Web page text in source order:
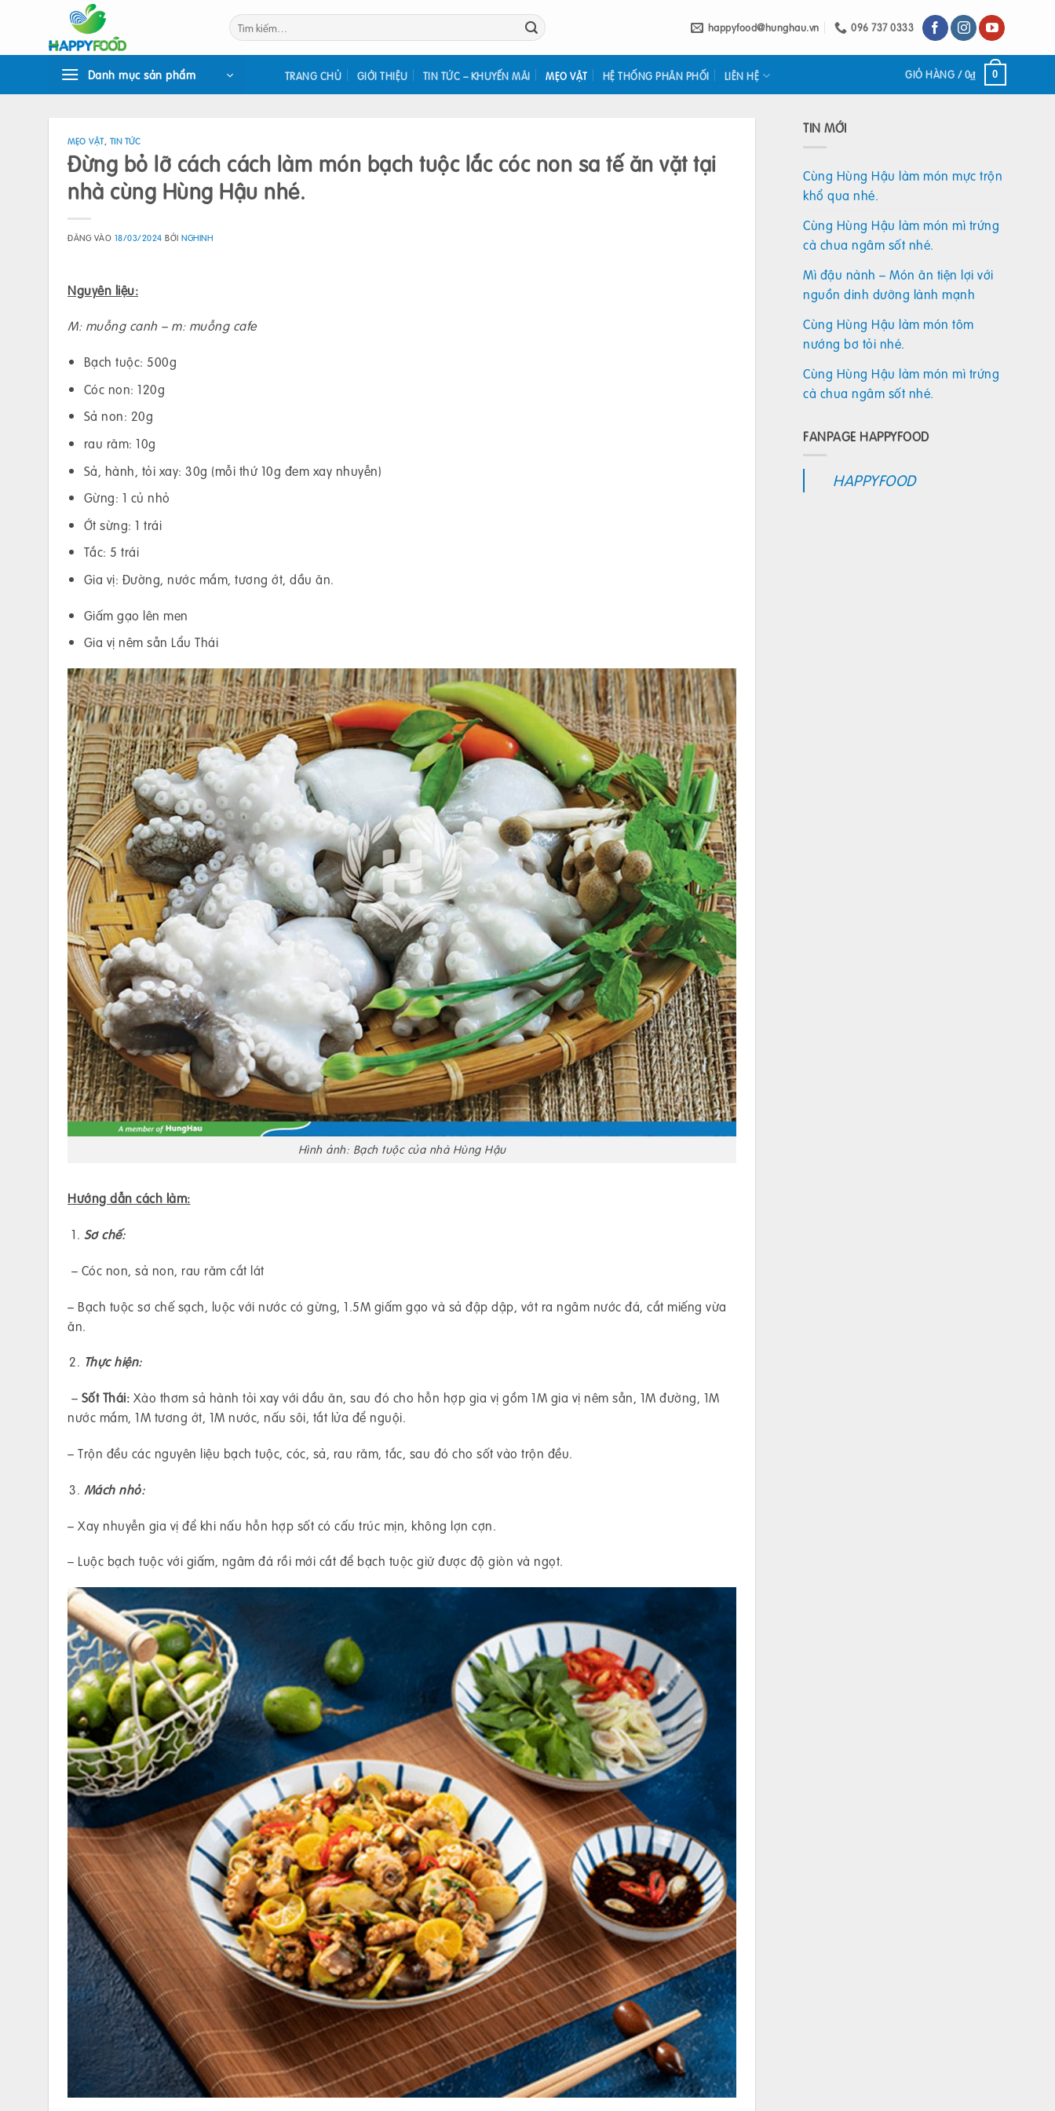
Tìm
kiếm:
happyfood@hunghau.vn 096 737 0333
Danh mục sản phẩm TRANG CHỦ GIỚI THIỆU TIN TỨC – KHUYẾN MÃI MẸO VẶT HỆ THỐNG PHÂN PHỐI LIÊN HỆ GIỎ HÀNG /0₫ 0
MẸO VẶT, TIN TỨC
Đừng bỏ lỡ cách cách làm món bạch tuộc lắc cóc non sa tế ăn vặt tại
nhà cùng Hùng Hậu nhé.
ĐĂNG VÀO 18/03/2024 BỞINGHINH
Nguyên liệu:
M: muỗng canh – m: muỗng cafe
Bạch tuộc: 500g
Cóc non: 120g
Sả non: 20g
rau răm: 10g
Sả, hành, tỏi xay: 30g (mỗi thứ 10g đem xay nhuyễn)
Gừng: 1 củ nhỏ
Ớt sừng: 1 trái
Tắc: 5 trái
Gia vị: Đường, nước mắm, tương ớt, dầu ăn.
Giấm gạo lên men
Gia vị nêm sẵn Lẩu Thái
Hình ảnh: Bạch tuộc của nhà Hùng Hậu
Hướng dẫn cách làm:
Sơ chế:
– Cóc non, sả non, rau răm cắt lát
– Bạch tuộc sơ chế sạch, luộc với nước có gừng, 1.5M giấm gạo và sả đập dập, vớt ra ngâm nước đá, cắt miếng vừa
ăn.
Thực hiện:
– Sốt Thái: Xào thơm sả hành tỏi xay với dầu ăn, sau đó cho hỗn hợp gia vị gồm 1M gia vị nêm sẵn, 1M đường, 1M
nước mắm, 1M tương ớt, 1M nước, nấu sôi, tắt lửa để nguội.
– Trộn đều các nguyên liệu bạch tuộc, cóc, sả, rau răm, tắc, sau đó cho sốt vào trộn đều.
Mách nhỏ:
– Xay nhuyễn gia vị để khi nấu hỗn hợp sốt có cấu trúc mịn, không lợn cợn.
– Luộc bạch tuộc với giấm, ngâm đá rồi mới cắt để bạch tuộc giữ được độ giòn và ngọt.
TIN MỚI
Cùng Hùng Hậu làm món mực trộn
khổ qua nhé.
Cùng Hùng Hậu làm món mì trứng
cà chua ngâm sốt nhé.
Mì đậu nành – Món ăn tiện lợi với
nguồn dinh dưỡng lành mạnh
Cùng Hùng Hậu làm món tôm
nướng bơ tỏi nhé.
Cùng Hùng Hậu làm món mì trứng
cà chua ngâm sốt nhé.
FANPAGE HAPPYFOOD
HAPPYFOOD